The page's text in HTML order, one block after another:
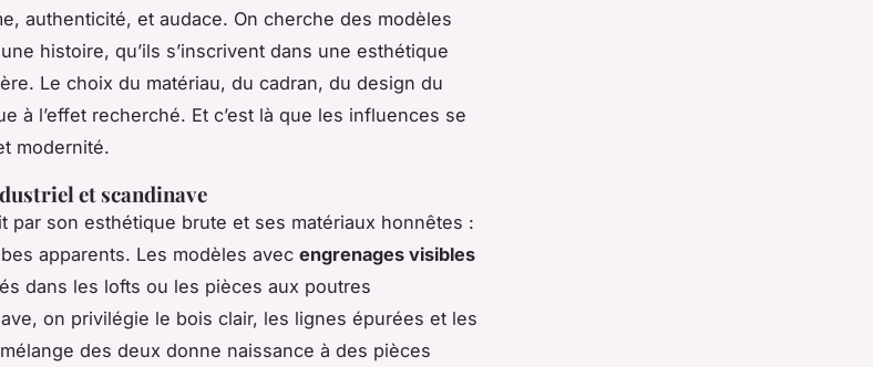
authenticité, et audace. On cherche des modèles
histoire, qu’ils s’inscrivent dans une esthétique
Le choix du matériau, du cadran, du design du
à l’effet recherché. Et c’est là que les influences se
modernité.
et scandinave
par son esthétique brute et ses matériaux honnêtes :
apparents. Les modèles avec engrenages visibles
dans les lofts ou les pièces aux poutres
on privilégie le bois clair, les lignes épurées et les
des deux donne naissance à des pièces